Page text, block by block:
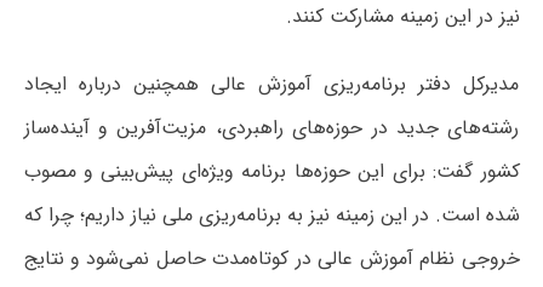
نیز در این زمینه مشارکت کنند.
مدیرکل دفتر برنامه‌ریزی آموزش عالی همچنین درباره ایجاد
رشته‌های جدید در حوزه‌های راهبردی، مزیت‌آفرین و آینده‌ساز
کشور گفت: برای این حوزه‌ها برنامه ویژه‌ای پیش‌بینی و مصوب
شده است. در این زمینه نیز به برنامه‌ریزی ملی نیاز داریم؛ چرا که
خروجی نظام آموزش عالی در کوتاه‌مدت حاصل نمی‌شود و نتایج